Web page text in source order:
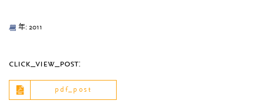
年: 2011
click_view_post:
pdf_post